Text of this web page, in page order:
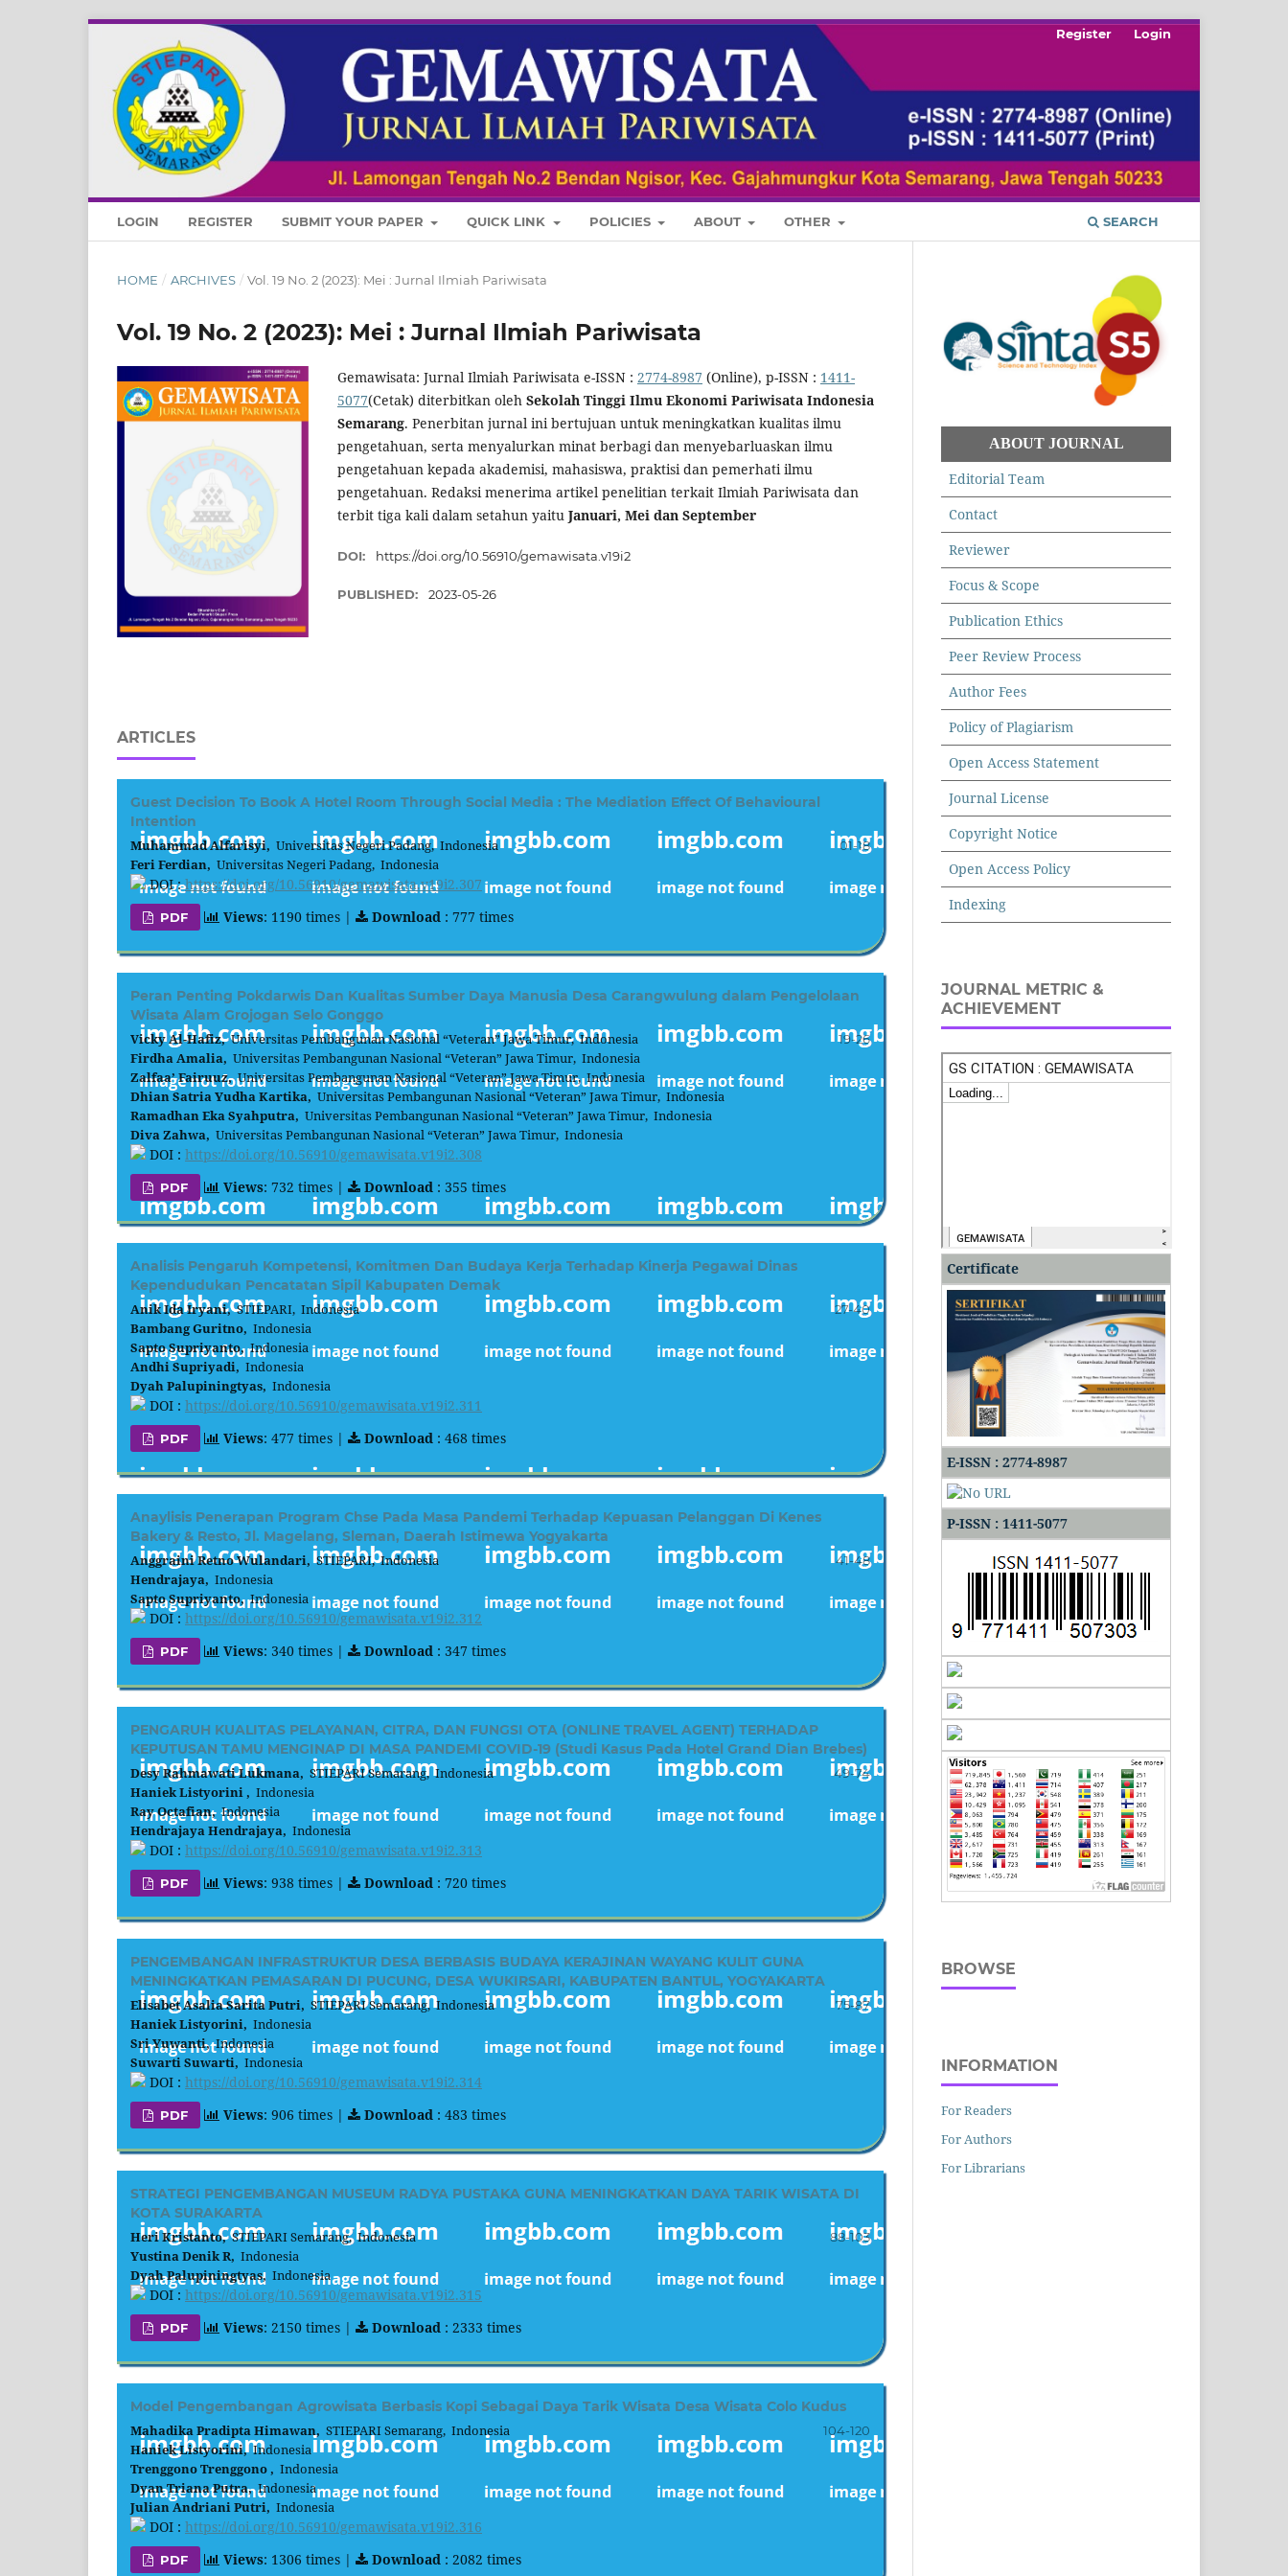
LOGIN REGISTER SUBMIT YOUR PAPER QUICK LINK POLICIES ABOUT OTHER SEARCH
Register Login
HOME / ARCHIVES / Vol. 19 No. 2 (2023): Mei : Jurnal Ilmiah Pariwisata
Vol. 19 No. 2 (2023): Mei : Jurnal Ilmiah Pariwisata
Gemawisata: Jurnal Ilmiah Pariwisata e-ISSN : 2774-8987 (Online), p-ISSN : 1411-
5077(Cetak) diterbitkan oleh Sekolah Tinggi Ilmu Ekonomi Pariwisata Indonesia
Semarang. Penerbitan jurnal ini bertujuan untuk meningkatkan kualitas ilmu
pengetahuan, serta menyalurkan minat berbagi dan menyebarluaskan ilmu
pengetahuan kepada akademisi, mahasiswa, praktisi dan pemerhati ilmu
pengetahuan. Redaksi menerima artikel penelitian terkait Ilmiah Pariwisata dan
terbit tiga kali dalam setahun yaitu Januari, Mei dan September
DOI: https://doi.org/10.56910/gemawisata.v19i2
PUBLISHED: 2023-05-26
ARTICLES
Guest Decision To Book A Hotel Room Through Social Media : The Mediation Effect Of Behavioural
Intention
Muhammad Alfarisyi, Universitas Negeri Padang, Indonesia
Feri Ferdian, Universitas Negeri Padang, Indonesia
01-18
DOI :https://doi.org/10.56910/gemawisata.v19i2.307
PDF Views: 1190 times | Download : 777 times
Peran Penting Pokdarwis Dan Kualitas Sumber Daya Manusia Desa Carangwulung dalam Pengelolaan
Wisata Alam Grojogan Selo Gonggo
Vicky Al-Hafiz,Universitas Pembangunan Nasional “Veteran” Jawa Timur, Indonesia
Firdha Amalia, Universitas Pembangunan Nasional “Veteran” Jawa Timur, Indonesia
Zalfaa’ Fairuuz,Universitas Pembangunan Nasional “Veteran” Jawa Timur, Indonesia
Dhian Satria Yudha Kartika, Universitas Pembangunan Nasional “Veteran” Jawa Timur, Indonesia
Ramadhan Eka Syahputra, Universitas Pembangunan Nasional “Veteran” Jawa Timur, Indonesia
Diva Zahwa, Universitas Pembangunan Nasional “Veteran” Jawa Timur, Indonesia
19-26
DOI : https://doi.org/10.56910/gemawisata.v19i2.308
PDF Views: 732 times | Download : 355 times
Analisis Pengaruh Kompetensi, Komitmen Dan Budaya Kerja Terhadap Kinerja Pegawai Dinas
Kependudukan Pencatatan Sipil Kabupaten Demak
Anik Ida Iryani,STIEPARI, Indonesia
Bambang Guritno, Indonesia
Sapto Supriyanto,Indonesia
Andhi Supriyadi, Indonesia
Dyah Palupiningtyas, Indonesia
27-40
DOI : https://doi.org/10.56910/gemawisata.v19i2.311
PDF Views: 477 times | Download : 468 times
Anaylisis Penerapan Program Chse Pada Masa Pandemi Terhadap Kepuasan Pelanggan Di Kenes
Bakery & Resto, Jl. Magelang, Sleman, Daerah Istimewa Yogyakarta
Anggraini Retno Wulandari, STIEPARI, Indonesia
Hendrajaya, Indonesia
Sapto Supriyanto,Indonesia
41-48
DOI : https://doi.org/10.56910/gemawisata.v19i2.312
PDF Views: 340 times | Download : 347 times
PENGARUH KUALITAS PELAYANAN, CITRA, DAN FUNGSI OTA (ONLINE TRAVEL AGENT) TERHADAP
KEPUTUSAN TAMU MENGINAP DI MASA PANDEMI COVID-19 (Studi Kasus Pada Hotel Grand Dian Brebes)
Desy Rahmawati Lukmana, STIEPARI Semarang, Indonesia
Haniek Listyorini , Indonesia
Ray Octafian,Indonesia
Hendrajaya Hendrajaya, Indonesia
49-74
DOI : https://doi.org/10.56910/gemawisata.v19i2.313
PDF Views: 938 times | Download : 720 times
PENGEMBANGAN INFRASTRUKTUR DESA BERBASIS BUDAYA KERAJINAN WAYANG KULIT GUNA
MENINGKATKAN PEMASARAN DI PUCUNG, DESA WUKIRSARI, KABUPATEN BANTUL, YOGYAKARTA
Elisabet Asalia Sarita Putri, STIEPARI Semarang, Indonesia
Haniek Listyorini, Indonesia
Sri Yuwanti,Indonesia
Suwarti Suwarti, Indonesia
75-87
DOI : https://doi.org/10.56910/gemawisata.v19i2.314
PDF Views: 906 times | Download : 483 times
STRATEGI PENGEMBANGAN MUSEUM RADYA PUSTAKA GUNA MENINGKATKAN DAYA TARIK WISATA DI
KOTA SURAKARTA
Heri Kristanto,STIEPARI Semarang, Indonesia
Yustina Denik R, Indonesia
Dyah Palupiningtyas, Indonesia
88-103
DOI : https://doi.org/10.56910/gemawisata.v19i2.315
PDF Views: 2150 times | Download : 2333 times
Model Pengembangan Agrowisata Berbasis Kopi Sebagai Daya Tarik Wisata Desa Wisata Colo Kudus
Mahadika Pradipta Himawan, STIEPARI Semarang, Indonesia
Haniek Listyorini,Indonesia
Trenggono Trenggono , Indonesia
Dyan Triana Putra,Indonesia
Julian Andriani Putri, Indonesia
104-120
DOI : https://doi.org/10.56910/gemawisata.v19i2.316
PDF Views: 1306 times | Download : 2082 times
ABOUT JOURNAL
Editorial Team
Contact
Reviewer
Focus & Scope
Publication Ethics
Peer Review Process
Author Fees
Policy of Plagiarism
Open Access Statement
Journal License
Copyright Notice
Open Access Policy
Indexing
JOURNAL METRIC &
ACHIEVEMENT
Certificate
E-ISSN : 2774-8987
P-ISSN : 1411-5077
BROWSE
INFORMATION
For Readers
For Authors
For Librarians